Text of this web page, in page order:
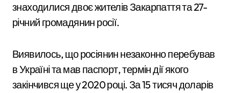
знаходилися двоє жителів Закарпаття та 27-
річний громадянин росії.
Виявилось, що росіянин незаконно перебував
в Україні та мав паспорт, термін дії якого
закінчився ще у 2020 році. За 15 тисяч доларів